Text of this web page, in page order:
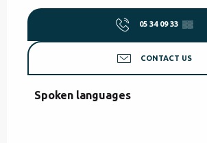
05 34 09 33 ▒▒
CONTACT US
Spoken languages
Spoken languages